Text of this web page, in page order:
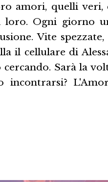
amori, quelli veri,
loro. Ogni giorno
Vite spezzate,
il cellulare di
Sarà la
incontrarsi?